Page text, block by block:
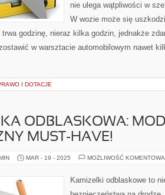
nie ulega wątpliwości w
W wozie może się
godzinę, nieraz kilka godzin, jednakże
w warsztacie automobilowym nawet
I DOTACJE
ODBLASKOWA:
MUST-HAVE!
MAR - 19 - 2025 MOŻLIWOŚĆ
Kamizelki odblaskowe to